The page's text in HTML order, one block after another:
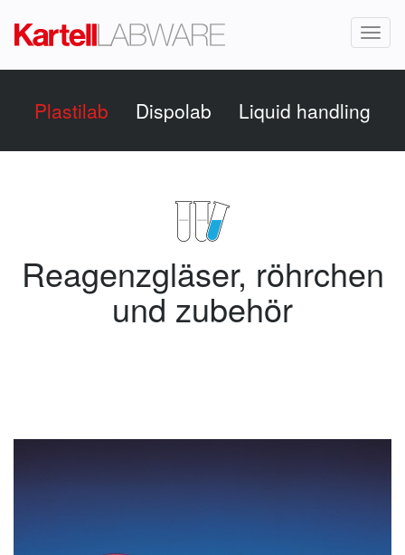
Plastilab Dispolab Liquid handling
Reagenzgläser, röhrchen
und zubehör